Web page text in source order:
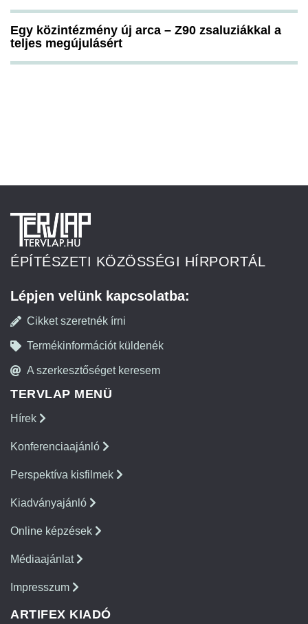
Egy közintézmény új arca – Z90 zsaluziákkal a
teljes megújulásért
ÉPÍTÉSZETI KÖZÖSSÉGI HÍRPORTÁL
Lépjen velünk kapcsolatba:
Cikket szeretnék írni
Termékinformációt küldenék
A szerkesztőséget keresem
TERVLAP MENÜ
Hírek
Konferenciaajánló
Perspektíva kisfilmek
Kiadványajánló
Online képzések
Médiaajánlat
Impresszum
ARTIFEX KIADÓ